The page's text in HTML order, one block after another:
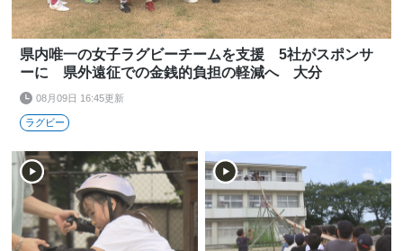
県内唯一の女子ラグビーチームを支援 5社がスポンサ
ーに 県外遠征での金銭的負担の軽減へ 大分
08月09日 16:45更新
ラグビー